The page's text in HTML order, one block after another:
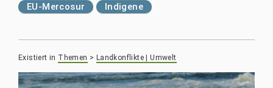
EU-Mercosur Indigene
Existiert in Themen > Landkonflikte | Umwelt